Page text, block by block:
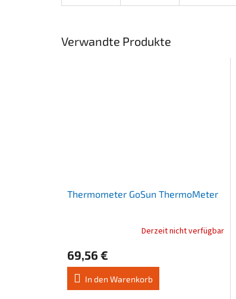
Verwandte Produkte
Thermometer GoSun ThermoMeter
Produktbewertung
ist
4,0
von
Derzeit nicht verfügbar
69,56 €
In den Warenkorb